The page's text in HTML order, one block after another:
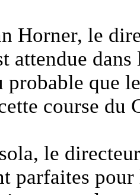
Horner, le
attendue
que
course du
le
parfaites